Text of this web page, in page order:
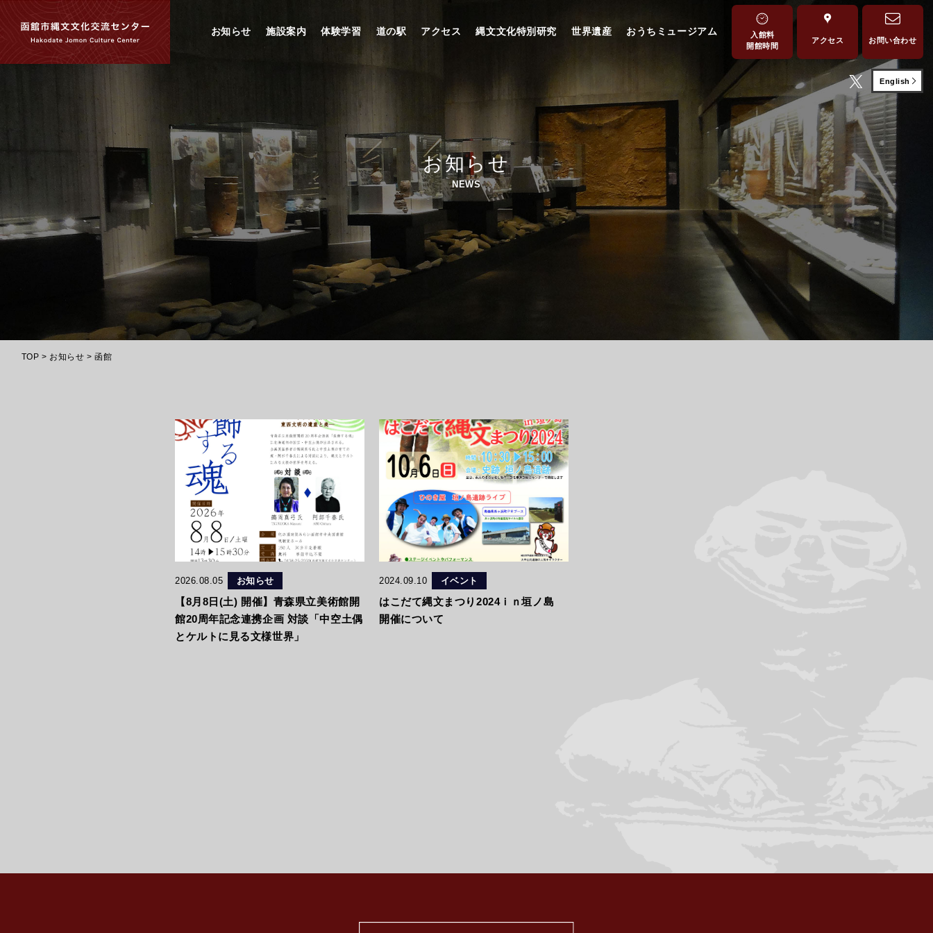
お知らせ 施設案内 体験学習 道の駅 アクセス 縄文文化特別研究 世界遺産 おうちミュージアム
入館料
開館時間
アクセス お問い合わせ
English
お知らせ
NEWS
TOP > お知らせ >函館
2026.08.05 お知らせ
【8月8日(土) 開催】青森県立美術館開
館20周年記念連携企画 対談「中空土偶
とケルトに見る文様世界」
2024.09.10 イベント
はこだて縄文まつり2024ｉｎ垣ノ島
開催について